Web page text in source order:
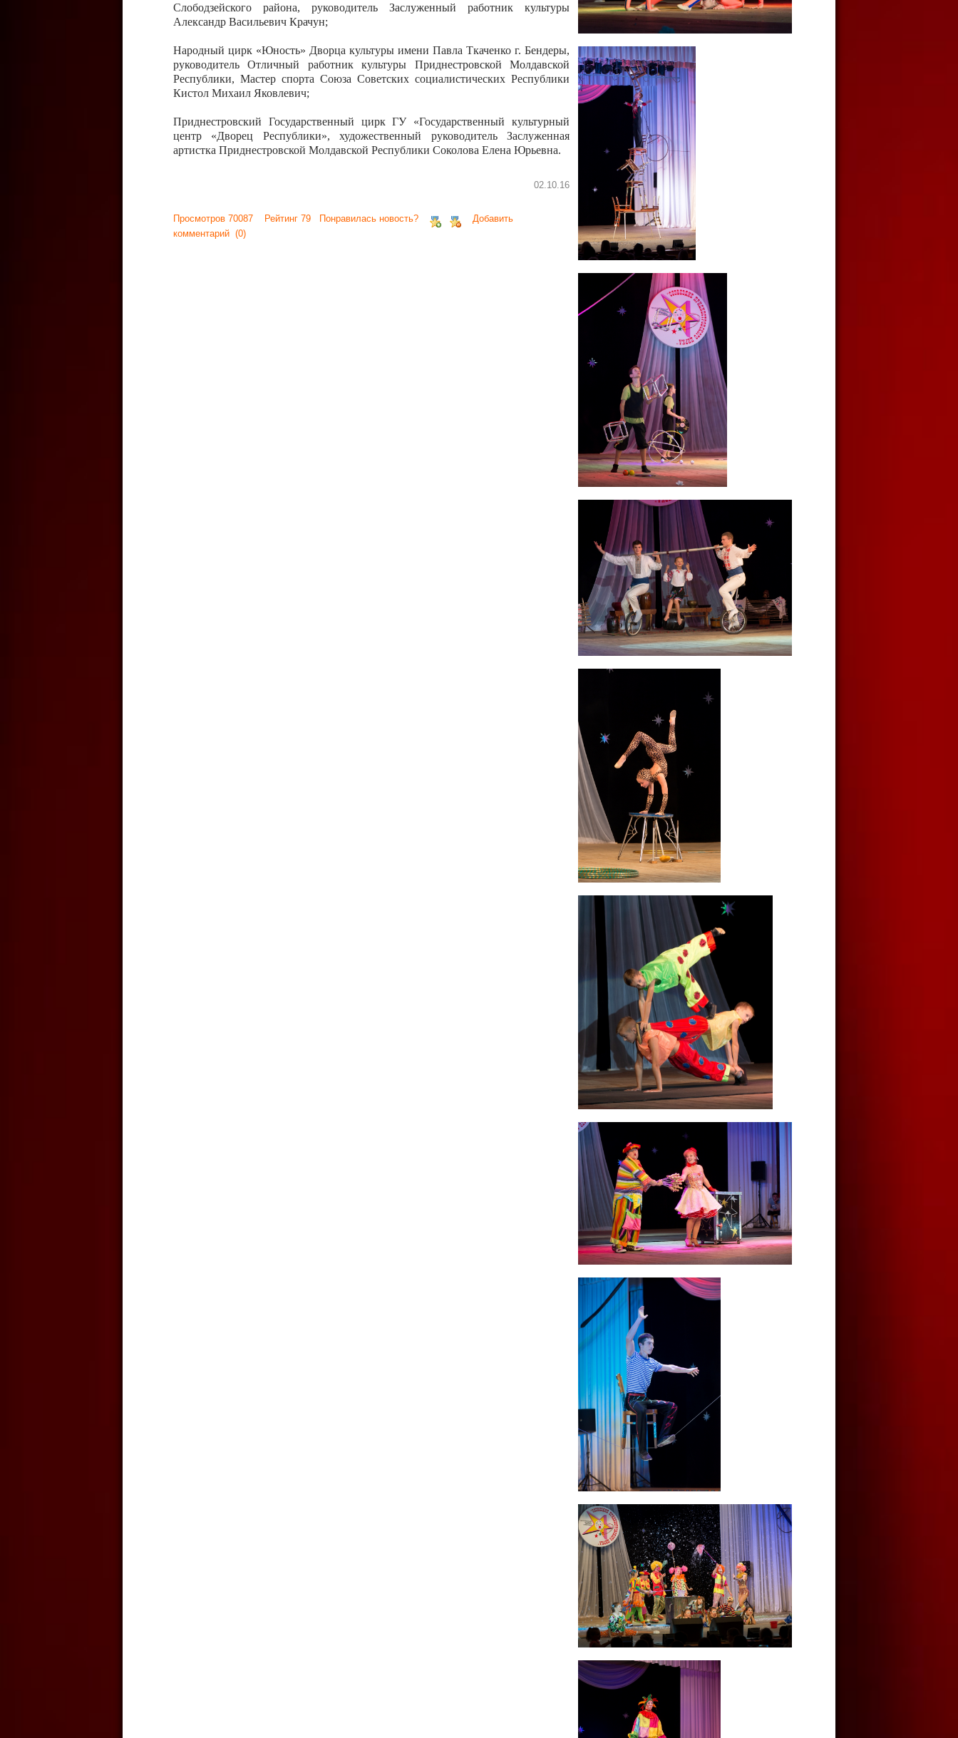
Слободзейского района, руководитель Заслуженный работник культуры
Александр Васильевич Крачун;
Народный цирк «Юность» Дворца культуры имени Павла Ткаченко г. Бендеры,
руководитель Отличный работник культуры Приднестровской Молдавской
Республики, Мастер спорта Союза Советских социалистических Республики
Кистол Михаил Яковлевич;
Приднестровский Государственный цирк ГУ «Государственный культурный
центр «Дворец Республики», художественный руководитель Заслуженная
артистка Приднестровской Молдавской Республики Соколова Елена Юрьевна.
02.10.16
Просмотров 70087 Рейтинг 79 Понравилась новость?
Добавить
комментарий (0)